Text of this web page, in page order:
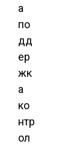
а
по
дд
ер
жк
а
ко
нтр
ол